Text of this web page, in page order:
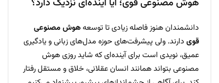
دانشمندان هنوز فاصله زیادی تا توسعههوش مصنوعی
قوی دارند. ولی پیشرفت‌های حوزه مدل‌های زبانی و یادگیری
عمیق، نویدی است برای آینده‌ای که شاید روزی هوش
مصنوعی بتواند همانند انسان عقلانی، خلاق و مستقل رفتار